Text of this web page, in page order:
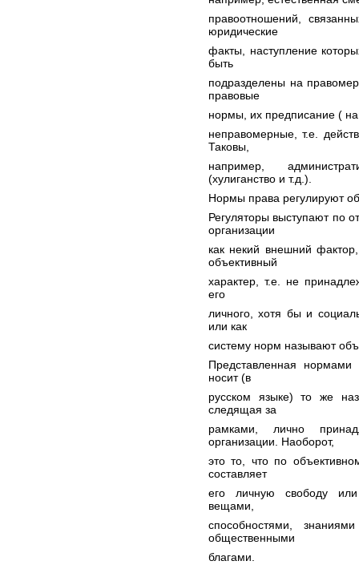
правоотношений,
юридические
факты, наступление
быть
подразделены на
правовые
нормы, их предписание (
неправомерные, т.е.
Таковы,
например,
(хулиганство и т.д.).
Нормы права регулируют
Регуляторы выступают по
организации
как некий внешний
объективный
характер, т.е. не
его
личного, хотя бы и
или как
систему норм называют
Представленная нормами
носит (в
русском языке) то же
следящая за
рамками, лично
организации. Наоборот,
это то, что по
составляет
его личную свободу или
вещами,
способностями,
общественными
благами.